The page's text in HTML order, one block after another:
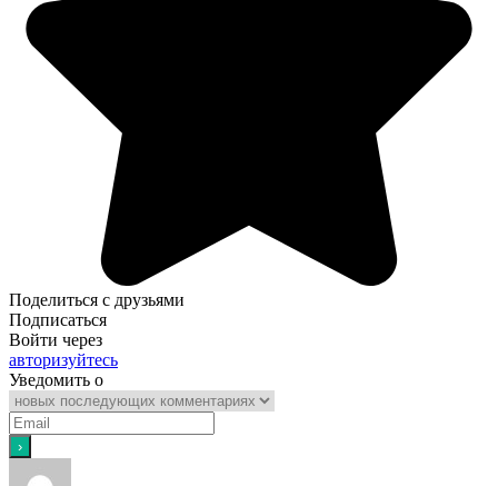
Поделиться с друзьями
Подписаться
Войти через
авторизуйтесь
Уведомить о